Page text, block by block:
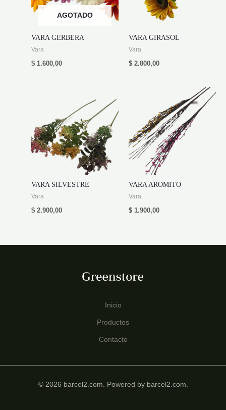
AGOTADO
VARA GERBERA
Vara
$ 1.600,00
VARA GIRASOL
Vara
$ 2.800,00
VARA SILVESTRE
Vara
$ 2.900,00
VARA AROMITO
Vara
$ 1.900,00
Inicio
Productos
Contacto
© 2026 barcel2.com. Powered by barcel2.com.